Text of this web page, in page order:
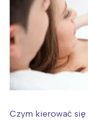
Czym kierować